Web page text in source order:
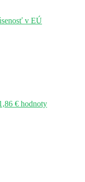
v EÚ
€ hodnoty